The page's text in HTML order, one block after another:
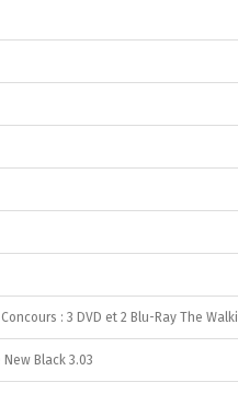
: 3 DVD et 2 Blu-Ray The
Black 3.03